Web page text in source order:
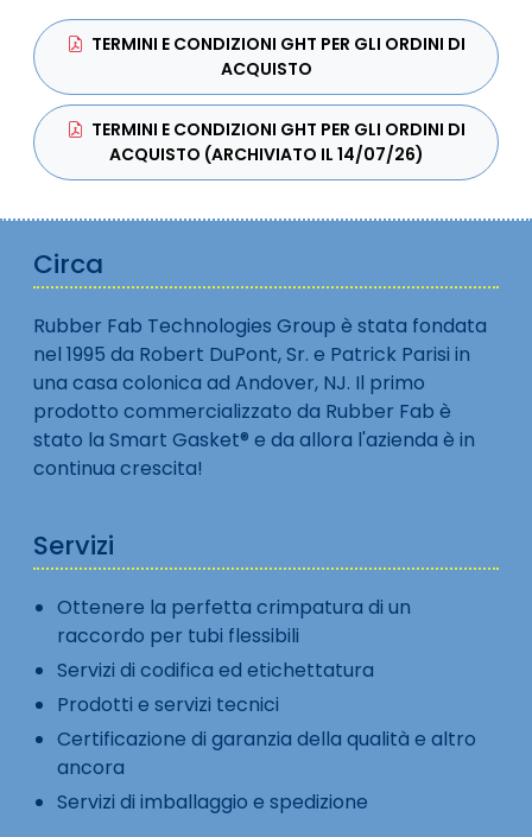
TERMINI E CONDIZIONI GHT PER GLI ORDINI DI
ACQUISTO
TERMINI E CONDIZIONI GHT PER GLI ORDINI DI
ACQUISTO (ARCHIVIATO IL 14/07/26)
Circa
Rubber Fab Technologies Group è stata fondata
nel 1995 da Robert DuPont, Sr. e Patrick Parisi in
una casa colonica ad Andover, NJ. Il primo
prodotto commercializzato da Rubber Fab è
stato la Smart Gasket® e da allora l'azienda è in
continua crescita!
Servizi
Ottenere la perfetta crimpatura di un
raccordo per tubi flessibili
Servizi di codifica ed etichettatura
Prodotti e servizi tecnici
Certificazione di garanzia della qualità e altro
ancora
Servizi di imballaggio e spedizione